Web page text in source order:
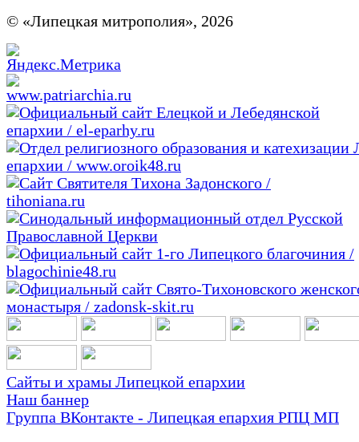
© «Липецкая митрополия», 2026
Сайты и храмы Липецкой епархии
Наш баннер
Группа ВКонтакте - Липецкая епархия РПЦ МП